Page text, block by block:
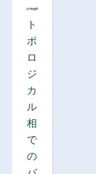
ト
ポ
ロ
ジ
カ
ル
相
で
の